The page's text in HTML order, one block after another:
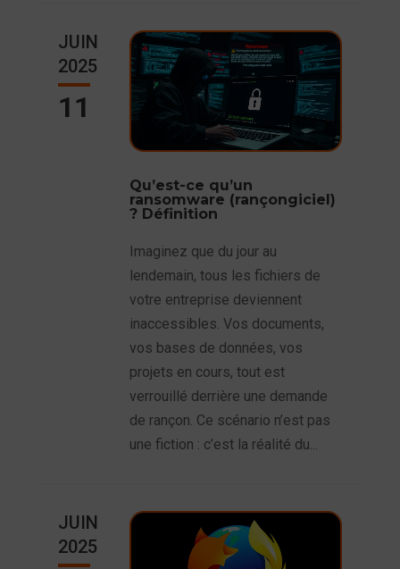
JUIN
2025
11
Qu’est-ce qu’un
ransomware (rançongiciel)
? Définition
Imaginez que du jour au
lendemain, tous les fichiers de
votre entreprise deviennent
inaccessibles. Vos documents,
vos bases de données, vos
projets en cours, tout est
verrouillé derrière une demande
de rançon. Ce scénario n’est pas
une fiction : c’est la réalité du...
JUIN
2025